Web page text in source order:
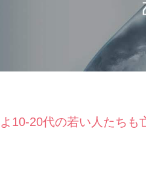
10-20代の若い人たち